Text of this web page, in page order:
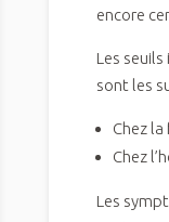
encore
Les
sont les
Chez
Chez
Les